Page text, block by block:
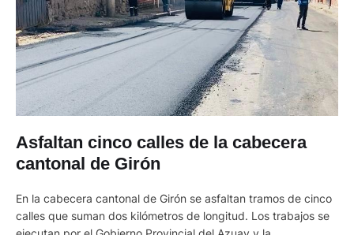
Asfaltan cinco calles de la cabecera
cantonal de Girón
En la cabecera cantonal de Girón se asfaltan tramos de cinco
calles que suman dos kilómetros de longitud. Los trabajos se